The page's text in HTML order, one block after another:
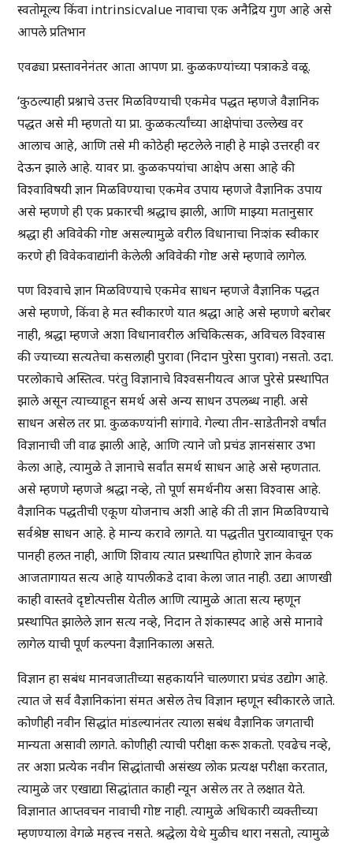
स्वतोमूल्य किंवा intrinsicvalue नावाचा एक अनैद्रिय गुण आहे असे
आपले प्रतिभान
एवढ्या प्रस्तावनेनंतर आता आपण प्रा. कुळकण्यांच्या पत्राकडे वळू.
‘कुठल्याही प्रश्नाचे उत्तर मिळविण्याची एकमेव पद्धत म्हणजे वैज्ञानिक
पद्धत असे मी म्हणतो या प्रा. कुळकर्त्यांच्या आक्षेपांचा उल्लेख वर
आलाच आहे, आणि तसे मी कोठेही म्हटलेले नाही हे माझे उत्तरही वर
देऊन झाले आहे. यावर प्रा. कुळकपयांचा आक्षेप असा आहे की
विश्वाविषयी ज्ञान मिळविण्याचा एकमेव उपाय म्हणजे वैज्ञानिक उपाय
असे म्हणणे ही एक प्रकारची श्रद्धाच झाली, आणि माझ्या मतानुसार
श्रद्धा ही अविवेकी गोष्ट असल्यामुळे वरील विधानाचा निःशंक स्वीकार
करणे ही विवेकवाद्यांनी केलेली अविवेकी गोष्ट असे म्हणावे लागेल.
पण विश्वाचे ज्ञान मिळविण्याचे एकमेव साधन म्हणजे वैज्ञानिक पद्धत
असे म्हणणे, किंवा हे मत स्वीकारणे यात श्रद्धा आहे असे म्हणणे बरोबर
नाही, श्रद्धा म्हणजे अशा विधानावरील अचिकित्सक, अविचल विश्वास
की ज्याच्या सत्यतेचा कसलाही पुरावा (निदान पुरेसा पुरावा) नसतो. उदा.
परलोकाचे अस्तित्व. परंतु विज्ञानाचे विश्वसनीयत्व आज पुरेसे प्रस्थापित
झाले असून त्याच्याहून समर्थ असे अन्य साधन उपलब्ध नाही. असे
साधन असेल तर प्रा. कुळकण्यांनी सांगावे. गेल्या तीन-साडेतीनशे वर्षांत
विज्ञानाची जी वाढ झाली आहे, आणि त्याने जो प्रचंड ज्ञानसंसार उभा
केला आहे, त्यामुळे ते ज्ञानाचे सर्वांत समर्थ साधन आहे असे म्हणतात.
असे म्हणणे म्हणजे श्रद्धा नव्हे, तो पूर्ण समर्थनीय असा विश्वास आहे.
वैज्ञानिक पद्धतीची एकूण योजनाच अशी आहे की ती ज्ञान मिळविण्याचे
सर्वश्रेष्ठ साधन आहे. हे मान्य करावे लागते. या पद्धतीत पुराव्यावाचून एक
पानही हलत नाही, आणि शिवाय त्यात प्रस्थापित होणारे ज्ञान केवळ
आजतागायत सत्य आहे यापलीकडे दावा केला जात नाही. उद्या आणखी
काही वास्तवे दृष्टोत्पत्तीस येतील आणि त्यामुळे आता सत्य म्हणून
प्रस्थापित झालेले ज्ञान सत्य नव्हे, निदान ते शंकास्पद आहे असे मानावे
लागेल याची पूर्ण कल्पना वैज्ञानिकाला असते.
विज्ञान हा सबंध मानवजातीच्या सहकार्याने चालणारा प्रचंड उद्योग आहे.
त्यात जे सर्व वैज्ञानिकांना संमत असेल तेच विज्ञान म्हणून स्वीकारले जाते.
कोणीही नवीन सिद्धांत मांडल्यानंतर त्याला सबंध वैज्ञानिक जगताची
मान्यता असावी लागते. कोणीही त्याची परीक्षा करू शकतो. एवढेच नव्हे,
तर अशा प्रत्येक नवीन सिद्धांताची असंख्य लोक प्रत्यक्ष परीक्षा करतात,
त्यामुळे जर एखाद्या सिद्धांतात काही न्यून असेल तर ते लक्षात येते.
विज्ञानात आप्तवचन नावाची गोष्ट नाही. त्यामुळे अधिकारी व्यक्तीच्या
म्हणण्याला वेगळे महत्त्व नसते. श्रद्धेला येथे मुळीच थारा नसतो, त्यामुळे